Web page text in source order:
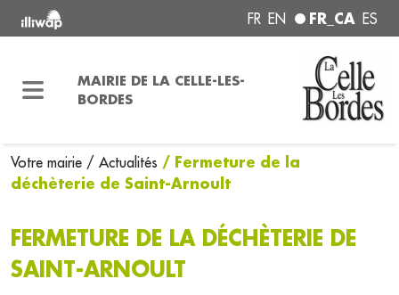
FR EN FR_CA ES
MAIRIE DE LA CELLE-LES-
BORDES
Votre mairie / Actualités / Fermeture de la
déchèterie de Saint-Arnoult
FERMETURE DE LA DÉCHÈTERIE DE
SAINT-ARNOULT